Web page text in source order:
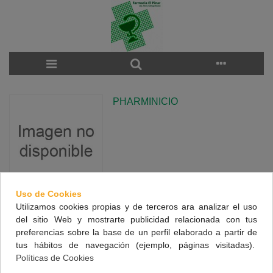
PHARMINICIO
There are no products on the category.
NUESTRA FARMACIA
Uso de Cookies
Utilizamos cookies propias y de terceros ara analizar el uso
del sitio Web y mostrarte publicidad relacionada con tus
preferencias sobre la base de un perfil elaborado a partir de
tus hábitos de navegación (ejemplo, páginas visitadas).
Políticas de Cookies